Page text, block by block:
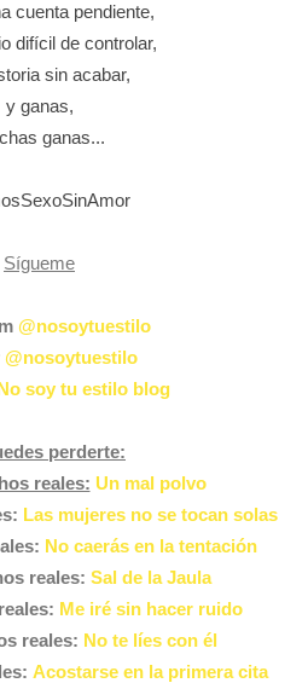
cuenta pendiente,
difícil de controlar,
sin acabar,
y ganas,
ganas...
Sígueme
@nosoytuestilo
@nosoytuestilo
soy tu estilo blog
perderte:
reales: Un mal polvo
Las mujeres no se tocan solas
No caerás en la tentación
reales: Sal de la Jaula
Me iré sin hacer ruido
reales: No te líes con él
Acostarse en la primera cita